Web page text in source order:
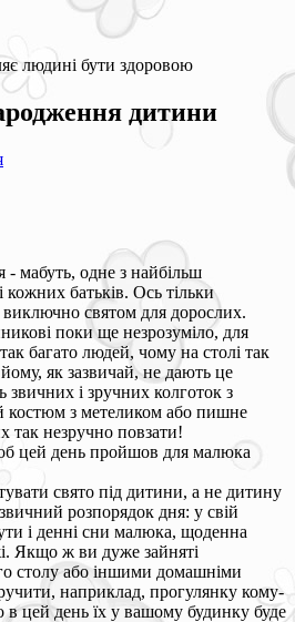
людині бути здоровою
дитини
мабуть, одне з найбільш
батьків. Ось тільки
виключно святом для дорослих.
поки ще незрозуміло, для
багато людей, чому на столі так
як зазвичай, не дають це
звичних і зручних колготок з
костюм з метеликом або пишне
так незручно повзати!
цей день пройшов для малюка
свято під дитини, а не дитину
розпорядок дня: у свій
і денні сни малюка, щоденна
Якщо ж ви дуже зайняті
столу або іншими домашніми
наприклад, прогулянку кому-
в цей день їх у вашому будинку буде